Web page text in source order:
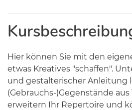
Hier können Sie mit den
etwas Kreatives "schaffen".
und gestalterischer Anleitung
(Gebrauchs-)Gegenstände aus
erweitern Ihr Repertoire und